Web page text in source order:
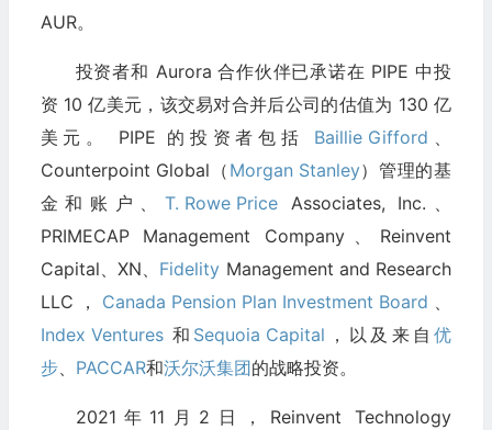
AUR。
投资者和 Aurora 合作伙伴已承诺在 PIPE 中投
资 10 亿美元，该交易对合并后公司的估值为 130 亿
美元。 PIPE 的投资者包括 Baillie Gifford 、
Counterpoint Global（ Morgan Stanley）管理的基
金和账户、 T. Rowe PriceAssociates, Inc.、
PRIMECAP Management Company、Reinvent
Capital、XN、 Fidelity Management and Research
LLC， Canada Pension Plan Investment Board 、
Index Ventures和 Sequoia Capital ，以及来自 优
步、 PACCAR和沃尔沃集团的战略投资。
2021年11月2日，Reinvent Technology